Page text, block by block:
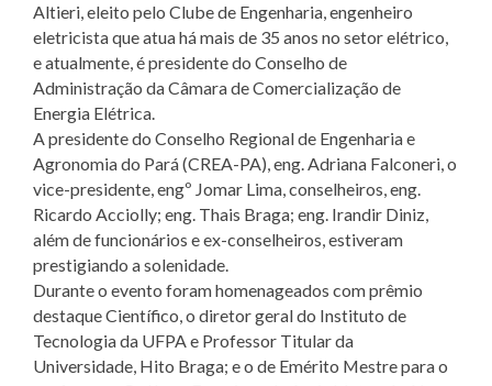
Altieri, eleito pelo Clube de Engenharia, engenheiro
eletricista que atua há mais de 35 anos no setor elétrico,
e atualmente, é presidente do Conselho de
Administração da Câmara de Comercialização de
Energia Elétrica.
A presidente do Conselho Regional de Engenharia e
Agronomia do Pará (CREA-PA), eng. Adriana Falconeri, o
vice-presidente, engº Jomar Lima, conselheiros, eng.
Ricardo Acciolly; eng. Thais Braga; eng. Irandir Diniz,
além de funcionários e ex-conselheiros, estiveram
prestigiando a solenidade.
Durante o evento foram homenageados com prêmio
destaque Científico, o diretor geral do Instituto de
Tecnologia da UFPA e Professor Titular da
Universidade, Hito Braga; e o de Emérito Mestre para o